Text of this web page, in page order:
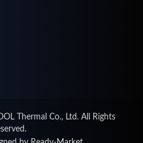
Thermal Co., Ltd. All Rights